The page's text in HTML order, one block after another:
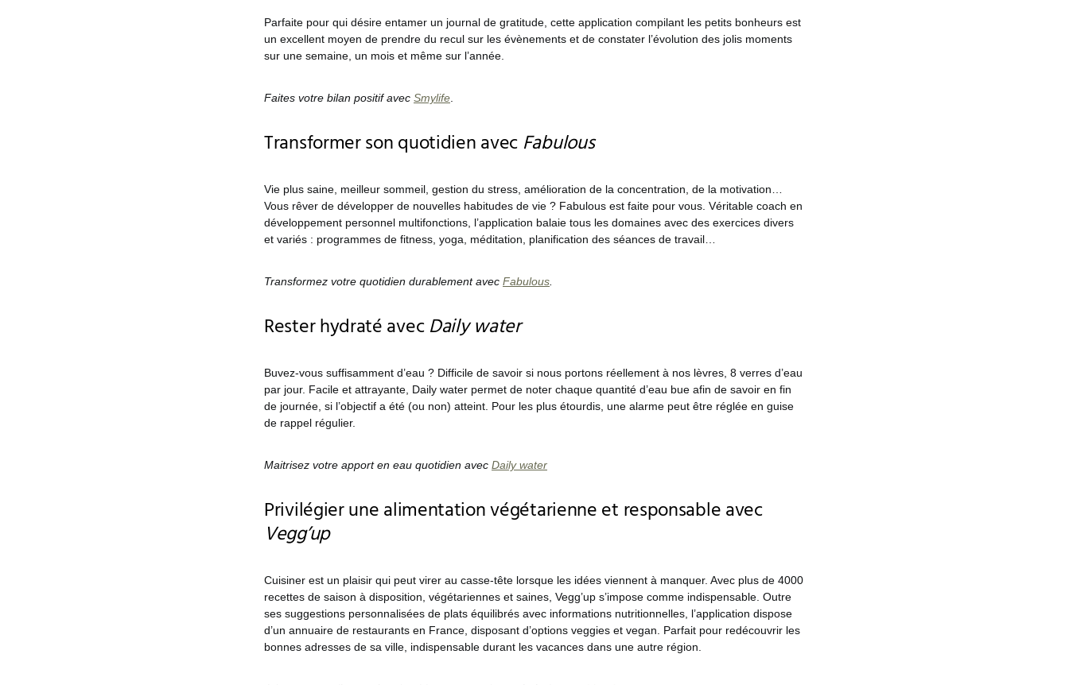
Parfaite pour qui désire entamer un journal de gratitude, cette application compilant les petits bonheurs est
un excellent moyen de prendre du recul sur les évènements et de constater l’évolution des jolis moments
sur une semaine, un mois et même sur l’année.
Faites votre bilan positif avec Smylife
Transformer son quotidien avec Fabulous
Vie plus saine, meilleur sommeil, gestion du stress, amélioration de la concentration, de la motivation…
Vous rêver de développer de nouvelles habitudes de vie ? Fabulous est faite pour vous. Véritable coach en
développement personnel multifonctions, l’application balaie tous les domaines avec des exercices divers
et variés : programmes de fitness, yoga, méditation, planification des séances de travail…
Transformez votre quotidien durablement avec Fabulous
Rester hydraté avecDaily water
Buvez-vous suffisamment d’eau ? Difficile de savoir si nous portons réellement à nos lèvres, 8 verres d’eau
par jour. Facile et attrayante, Daily water permet de noter chaque quantité d’eau bue afin de savoir en fin
de journée, si l’objectif a été (ou non) atteint. Pour les plus étourdis, une alarme peut être réglée en guise
de rappel régulier.
Maitrisez votre apport en eau quotidien avec Daily water
Privilégier une alimentation végétarienne et responsable avec
Vegg’up
Cuisiner est un plaisir qui peut virer au casse-tête lorsque les idées viennent à manquer. Avec plus de 4000
recettes de saison à disposition, végétariennes et saines, Vegg’up s’impose comme indispensable. Outre
ses suggestions personnalisées de plats équilibrés avec informations nutritionnelles, l’application dispose
d’un annuaire de restaurants en France, disposant d’options veggies et vegan. Parfait pour redécouvrir les
bonnes adresses de sa ville, indispensable durant les vacances dans une autre région.